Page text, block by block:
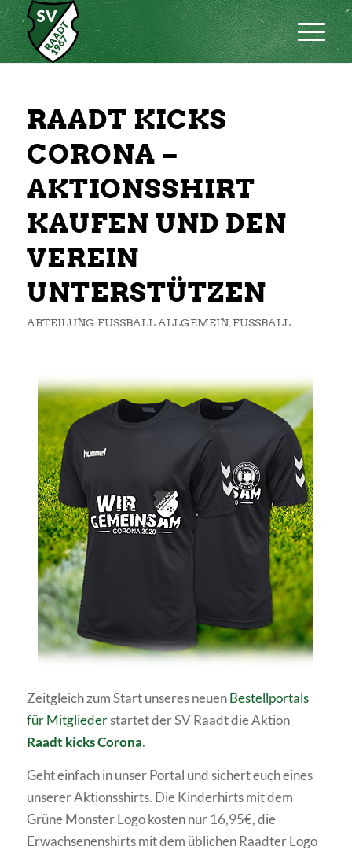
RAADT KICKS
CORONA –
AKTIONSSHIRT
KAUFEN UND DEN
VEREIN
UNTERSTÜTZEN
ABTEILUNG FUSSBALL ALLGEMEIN , FUSSBALL
Zeitgleich zum Start unseres neuenBestellportals
für Mitgliederstartet der SV Raadt die Aktion
Raadt kicks Corona.
Geht einfach in unser Portal und sichert euch eines
unserer Aktionsshirts. Die Kinderhirts mit dem
Grüne Monster Logo kosten nur 16,95€, die
Erwachsenenshirts mit dem üblichen Raadter Logo